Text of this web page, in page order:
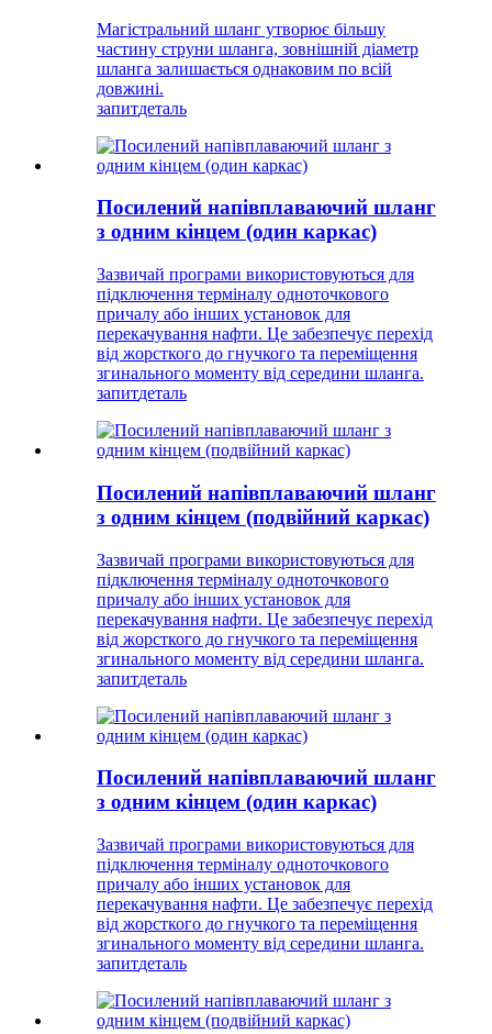
Магістральний шланг утворює більшу
частину струни шланга, зовнішній діаметр
шланга залишається однаковим по всій
довжині.
запитдеталь
Посилений напівплаваючий шланг
з одним кінцем (один каркас)
Зазвичай програми використовуються для
підключення терміналу одноточкового
причалу або інших установок для
перекачування нафти. Це забезпечує перехід
від жорсткого до гнучкого та переміщення
згинального моменту від середини шланга.
запитдеталь
Посилений напівплаваючий шланг
з одним кінцем (подвійний каркас)
Зазвичай програми використовуються для
підключення терміналу одноточкового
причалу або інших установок для
перекачування нафти. Це забезпечує перехід
від жорсткого до гнучкого та переміщення
згинального моменту від середини шланга.
запитдеталь
Посилений напівплаваючий шланг
з одним кінцем (один каркас)
Зазвичай програми використовуються для
підключення терміналу одноточкового
причалу або інших установок для
перекачування нафти. Це забезпечує перехід
від жорсткого до гнучкого та переміщення
згинального моменту від середини шланга.
запитдеталь